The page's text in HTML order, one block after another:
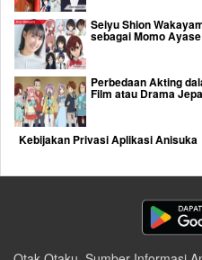
Seiyu Shion
sebagai Momo
Perbedaan Akting
Film atau Drama
Kebijakan Privasi Aplikasi Anisuka